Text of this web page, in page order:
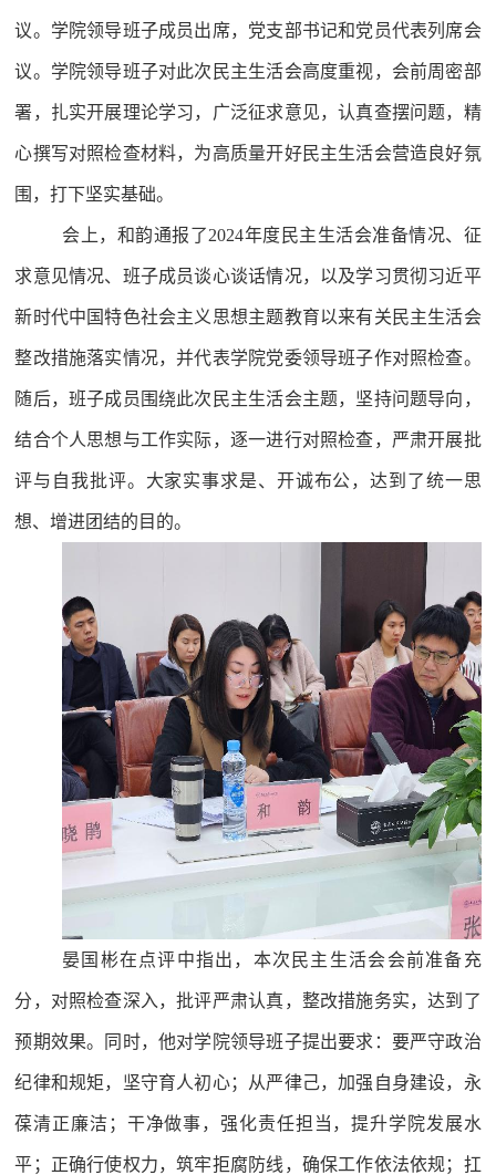
议。学院领导班子成员出席，党支部书记和党员代表列席会
议。学院领导班子对此次民主生活会高度重视，会前周密部
署，扎实开展理论学习，广泛征求意见，认真查摆问题，精
心撰写对照检查材料，为高质量开好民主生活会营造良好氛
围，打下坚实基础。
会上，和韵通报了2024年度民主生活会准备情况、征
求意见情况、班子成员谈心谈话情况，以及学习贯彻习近平
新时代中国特色社会主义思想主题教育以来有关民主生活会
整改措施落实情况，并代表学院党委领导班子作对照检查。
随后，班子成员围绕此次民主生活会主题，坚持问题导向，
结合个人思想与工作实际，逐一进行对照检查，严肃开展批
评与自我批评。大家实事求是、开诚布公，达到了统一思
想、增进团结的目的。
晏国彬在点评中指出，本次民主生活会会前准备充
分，对照检查深入，批评严肃认真，整改措施务实，达到了
预期效果。同时，他对学院领导班子提出要求：要严守政治
纪律和规矩，坚守育人初心；从严律己，加强自身建设，永
葆清正廉洁；干净做事，强化责任担当，提升学院发展水
平；正确行使权力，筑牢拒腐防线，确保工作依法依规；扛